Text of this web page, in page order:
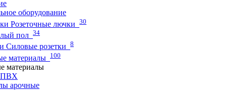
оборудование
Розеточные лючки 30
пол 34
Силовые розетки 8
материалы 100
материалы
ПВХ
арочные